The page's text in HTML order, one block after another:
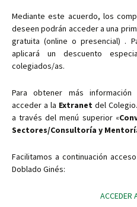
Mediante este acuerdo, los
deseen podrán acceder a una
gratuita (online o presencial) .
aplicará un descuento
colegiados/as.
Para obtener más
acceder a la Extranetdel
a través del menú superior «
Sectores/Consultoría y
Facilitamos a continuación
Doblado Ginés:
ACCEDER